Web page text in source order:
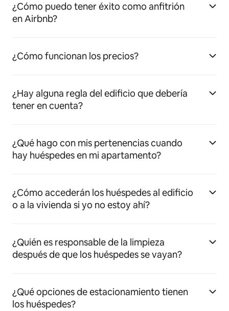
¿Cómo puedo tener éxito como anfitrión
en Airbnb?
¿Cómo funcionan los precios?
¿Hay alguna regla del edificio que debería
tener en cuenta?
¿Qué hago con mis pertenencias cuando
hay huéspedes en mi apartamento?
¿Cómo accederán los huéspedes al edificio
o a la vivienda si yo no estoy ahí?
¿Quién es responsable de la limpieza
después de que los huéspedes se vayan?
¿Qué opciones de estacionamiento tienen
los huéspedes?